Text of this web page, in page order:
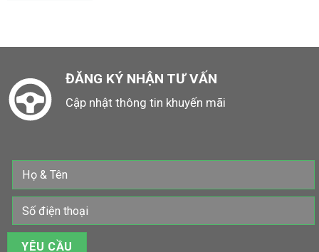
ĐĂNG KÝ NHẬN TƯ VẤN
Cập nhật thông tin khuyến mãi